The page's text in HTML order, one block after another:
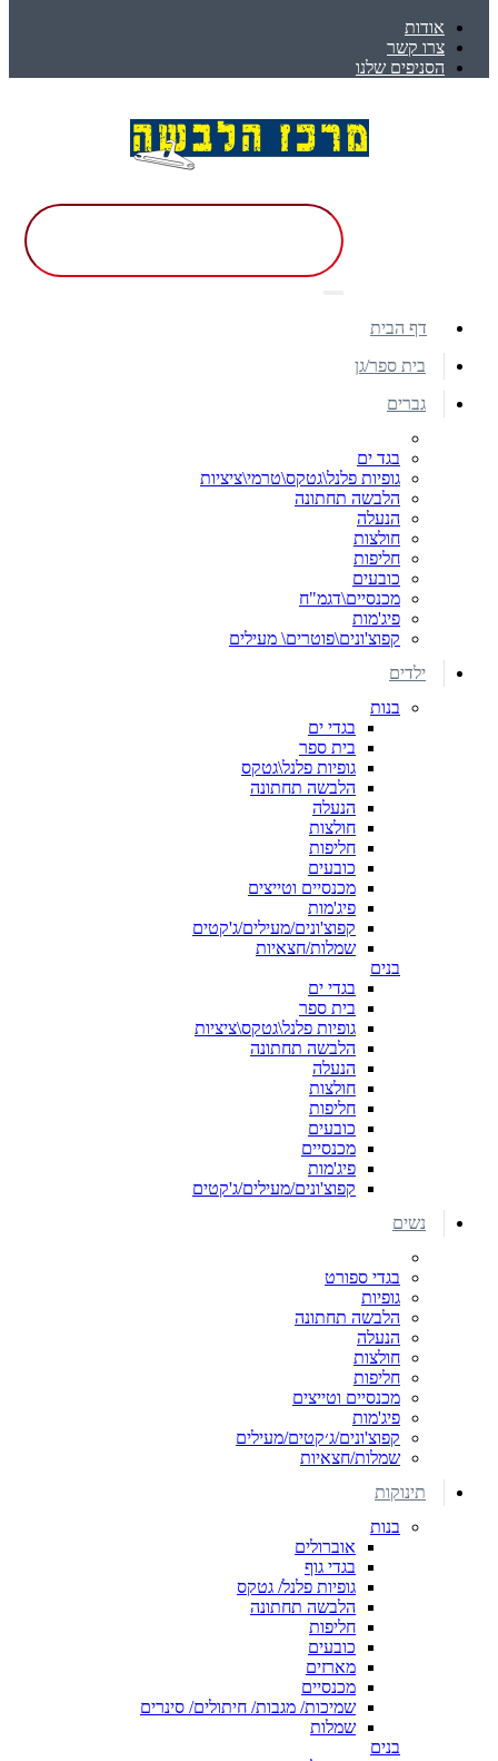
אודות
צרו קשר
הסניפים שלנו
דף הבית
בית ספר/גן
גברים
בגד ים
גופיות פלנל\גטקס\טרמי\ציציות
הלבשה תחתונה
הנעלה
חולצות
חליפות
כובעים
מכנסיים\דגמ"ח
פיג'מות
קפוצ'ונים\פוטרים\ מעילים
ילדים
בנות
בגדי ים
בית ספר
גופיות פלנל\גטקס
הלבשה תחתונה
הנעלה
חולצות
חליפות
כובעים
מכנסיים וטייצים
פיג'מות
קפוצ'ונים/מעילים/ג'קטים
שמלות/חצאיות
בנים
בגדי ים
בית ספר
גופיות פלנל\גטקס\ציציות
הלבשה תחתונה
הנעלה
חולצות
חליפות
כובעים
מכנסיים
פיג'מות
קפוצ'ונים/מעילים/ג'קטים
נשים
בגדי ספורט
גופיות
הלבשה תחתונה
הנעלה
חולצות
חליפות
מכנסיים וטייצים
פיג'מות
קפוצ'ונים/ג׳קטים/מעילים
שמלות/חצאיות
תינוקות
בנות
אוברולים
בגדי גוף
גופיות פלנל/ גטקס
הלבשה תחתונה
חליפות
כובעים
מארזים
מכנסיים
שמיכות/ מגבות/ חיתולים/ סינרים
שמלות
בנים